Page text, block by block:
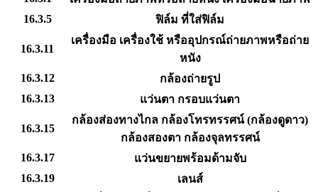
16.3.5
ฟิล์ม ที่ใส่ฟิล์ม
16.3.11
เครื่องมือ เครื่องใช้ หรืออุปกรณ์ถ่ายภาพหรือถ่าย
หนัง
16.3.12
กล้องถ่ายรูป
16.3.13
แว่นตา กรอบแว่นตา
16.3.15
กล้องส่องทางไกล กล้องโทรทรรศน์ (กล้องดูดาว)
กล้องสองตา กล้องจุลทรรศน์
16.3.17
แว่นขยายพร้อมด้ามจับ
16.3.19
เลนส์